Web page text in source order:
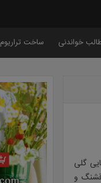
خواندنی ساخت تراریوم
گلی
و